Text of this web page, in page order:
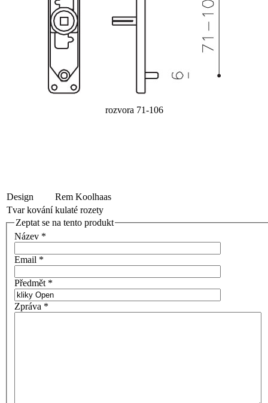
rozvora 71-106
Design
Rem Koolhaas
Tvar kování kulaté rozety
Zeptat se na tento produkt
Název *
Email *
Předmět *
Zpráva *